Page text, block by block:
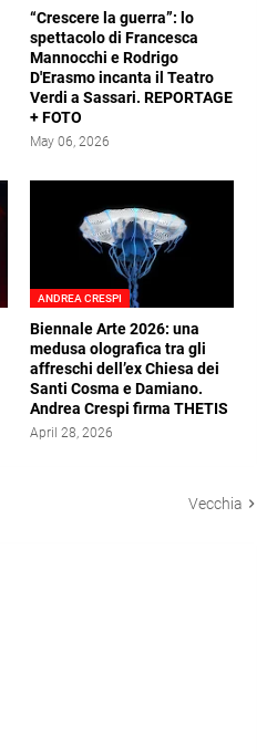
“Crescere la guerra”: lo
spettacolo di Francesca
Mannocchi e Rodrigo
D'Erasmo incanta il Teatro
Verdi a Sassari. REPORTAGE
+ FOTO
May 06, 2026
ANDREA CRESPI
Biennale Arte 2026: una
medusa olografica tra gli
affreschi dell’ex Chiesa dei
Santi Cosma e Damiano.
Andrea Crespi firma THETIS
April 28, 2026
Vecchia